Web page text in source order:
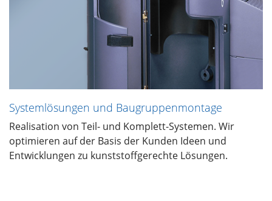
Systemlösungen und Baugruppenmontage
Realisation von Teil- und Komplett-Systemen. Wir
optimieren auf der Basis der Kunden Ideen und
Entwicklungen zu kunststoffgerechte Lösungen.